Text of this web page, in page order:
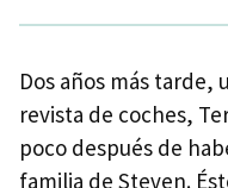
Dos años más tarde,
revista de coches,
poco después de
familia de Steven.